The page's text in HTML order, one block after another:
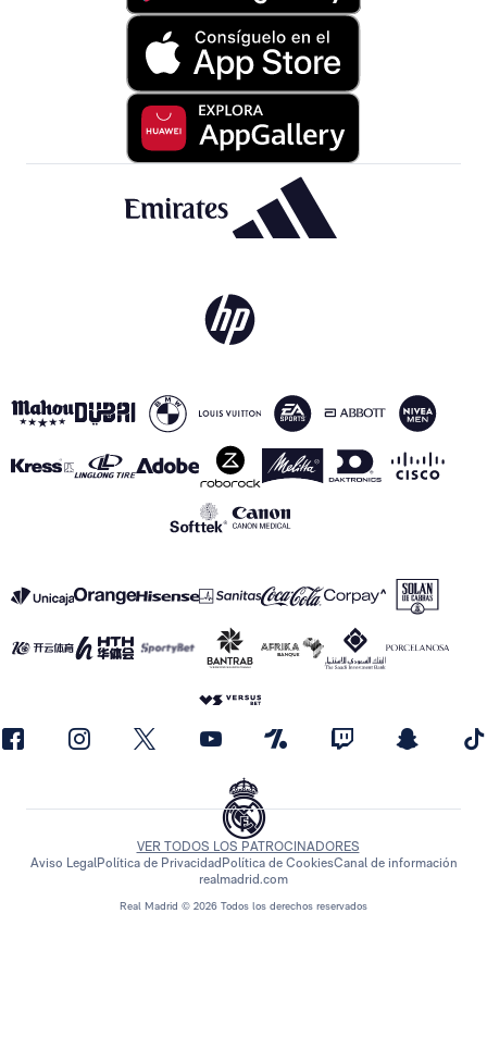
Real Madrid © 2026 Todos los derechos reservados
VER TODOS LOS PATROCINADORES
Aviso LegalPolítica de Privacidad Política de CookiesCanal de información
realmadrid.com